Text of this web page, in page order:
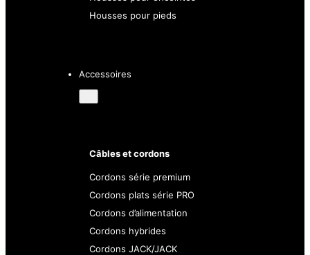
Housses pour pieds
Accessoires
Câbles et cordons
Cordons série premium
Cordons plats série PRO
Cordons d’alimentation
Cordons hybrides
Cordons JACK/JACK